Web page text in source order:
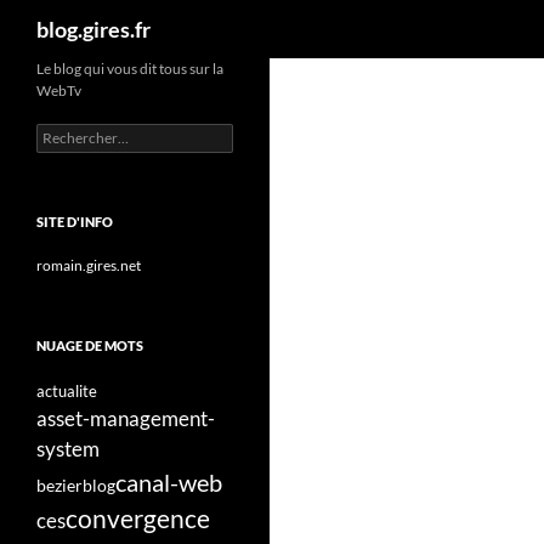
Aller
contenu
blog.gires.fr
Le blog qui vous dit tous sur la
WebTv
Rechercher :
SITE D'INFO
romain.gires.net
NUAGE DE MOTS
actualite
asset-management-
system
bezierblogcanal-web
cesconvergence